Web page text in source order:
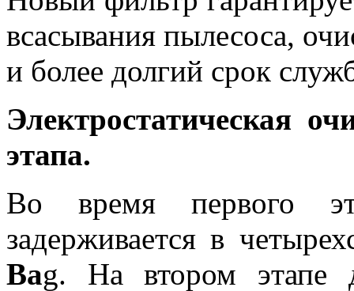
всасывания пылесоса,
и более долгий срок
Электростатическая
этапа.
Во время первого
задерживается в
Bag. На втором этапе